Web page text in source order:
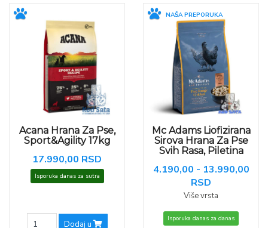
Acana Hrana Za Pse,
Sport&Agility 17kg
17.990,00 RSD
Isporuka danas za sutra
Dodaj u
NAŠA PREPORUKA
Mc Adams Liofizirana
Sirova Hrana Za Pse
Svih Rasa, Piletina
4.190,00 - 13.990,00
RSD
Više vrsta
Isporuka danas za danas